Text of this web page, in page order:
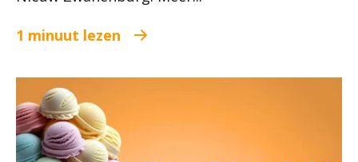
1 minuut lezen